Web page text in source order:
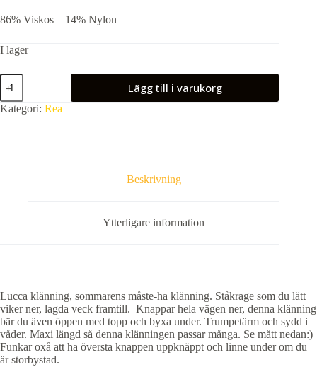
86% Viskos – 14% Nylon
I lager
Lucca
klänning.
Gul
(Klicka
Lägg till i varukorg
Kategori: Rea
Beskrivning
Ytterligare information
Lucca klänning, sommarens måste-ha klänning. Ståkrage som du lätt
viker ner, lagda veck framtill. Knappar hela vägen ner, denna klänning
bär du även öppen med topp och byxa under. Trumpetärm och sydd i
våder. Maxi längd så denna klänningen passar många. Se mått nedan:)
Funkar oxå att ha översta knappen uppknäppt och linne under om du
är storbystad.